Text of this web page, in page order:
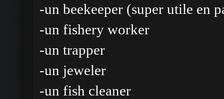
-un beekeeper (super utile en
-un fishery worker
-un trapper
-un jeweler
-un fish cleaner